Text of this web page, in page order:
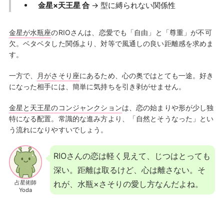
金星×天王星 合→ 型に縛られない関係性
金星が水瓶座のRIOさんは、恋愛でも「自由」と「尊重」が不可
欠。ベタベタした関係より、対等で風通しの良い距離感を求めま
す。
一方で、 月がさそり座にあるため、心の奥ではとても一途。好き
になった相手には、簡単に気持ちを引き剥がせません。
金星と天王星のコンジャンクションは、恋の始まりや形が少し独
特になる配置。常識的な進み方より、「自然とそうなった」とい
う流れになりやすいでしょう。
占星術師
Yoda
RIOさんの恋は軽く見えて、じつはとっても
深い。距離は取るけど、心は離さない。そ
れが、水瓶×さそりの愛し方なんだよね。